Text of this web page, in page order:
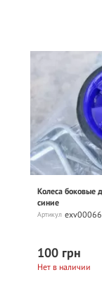
Колеса боковые
синие
Артикул
100 грн
Нет в наличии